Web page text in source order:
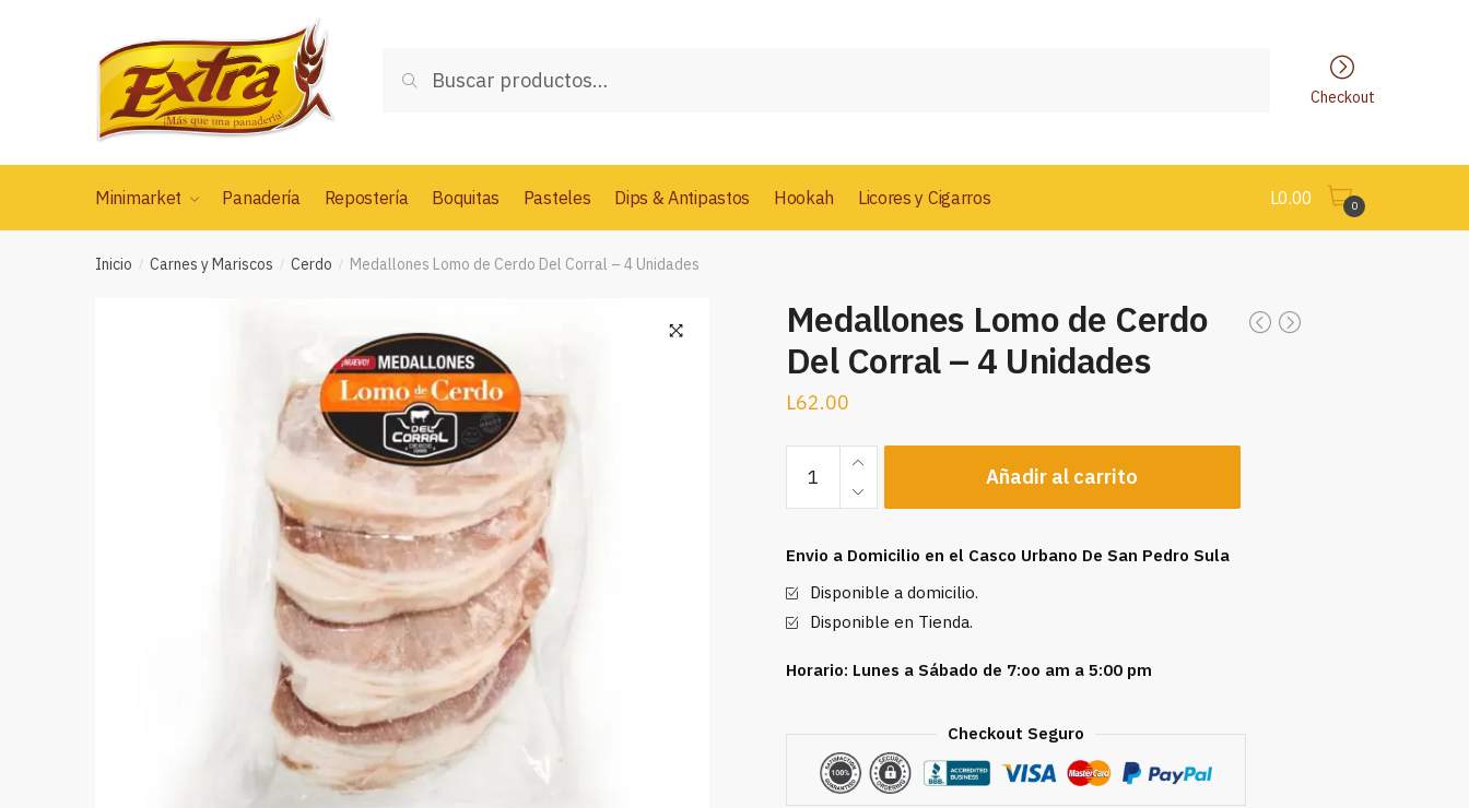
por:
Buscar
Checkout
Minimarket Panadería Repostería Boquitas Pasteles Dips & Antipastos Hookah Licores y Cigarros L0.00 0
Inicio / Carnes y Mariscos / Cerdo / Medallones Lomo de Cerdo Del Corral – 4 Unidades
Medallones Lomo de Cerdo
Del Corral – 4 Unidades
L62.00
Medallones
Lomo
de
Del
Corral
-
Unidades
Añadir al carrito
Envio a Domicilio en el Casco Urbano De San Pedro Sula
Disponible a domicilio.
Disponible en Tienda.
Horario: Lunes a Sábado de 7:oo am a 5:00 pm
Checkout Seguro